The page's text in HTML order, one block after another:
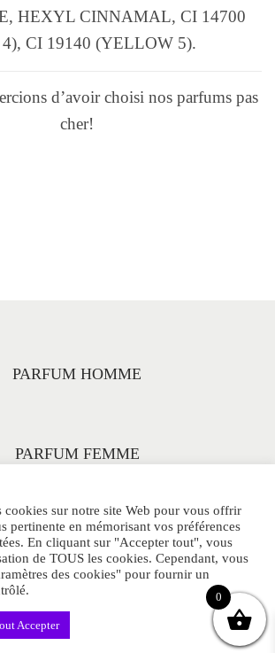
HEXYL CINNAMAL, CI 14700
CI 19140 (YELLOW 5).
d’avoir choisi nos parfums pas
cher!
PARFUM HOMME
PARFUM FEMME
33ML.COM Tous Droits Réservés.
SITEMAP
MENTIONS LEGALES FAQ
cookies sur notre site Web pour vous offrir
pertinente en mémorisant vos préférences
En cliquant sur "Accepter tout", vous
de TOUS les cookies. Cependant, vous
des cookies" pour fournir un
Accepter
0